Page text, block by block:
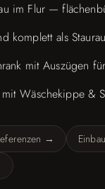
im Flur —
komplett als
mit Auszügen
mit Wäschekippe &
→